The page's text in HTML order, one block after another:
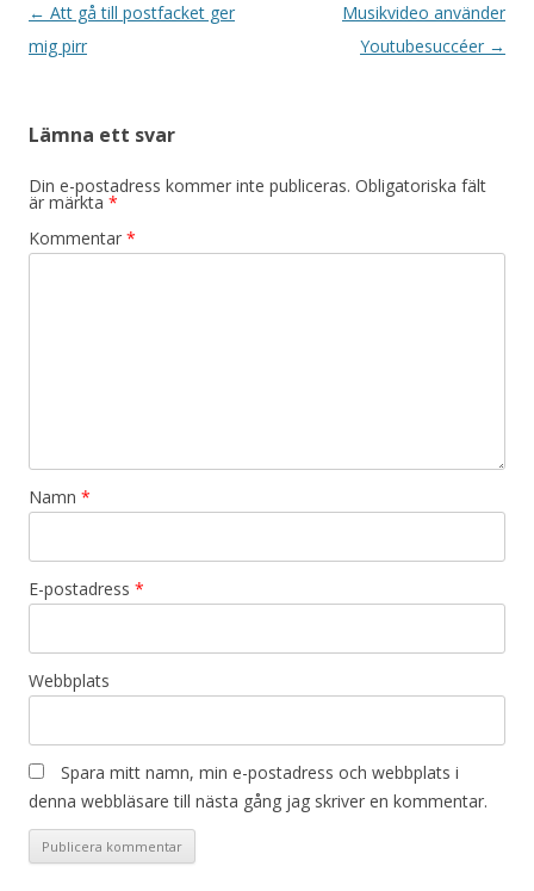
Inläggsnavigering
← Att gå till postfacket ger
mig pirr
Musikvideo använder
Youtubesuccéer →
Lämna ett svar
Din e-postadress kommer inte publiceras. Obligatoriska fält
är märkta *
Kommentar *
Namn *
E-postadress *
Webbplats
Spara mitt namn, min e-postadress och webbplats i
denna webbläsare till nästa gång jag skriver en kommentar.